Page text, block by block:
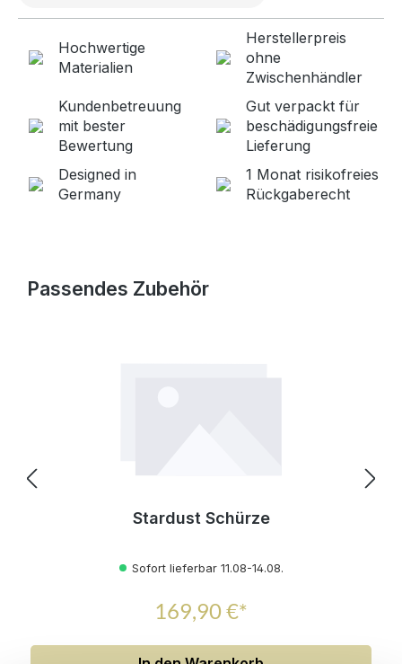
Hochwertige
Materialien
Herstellerpreis
ohne
Zwischenhändler
Kundenbetreuung
mit bester
Bewertung
Gut verpackt für
beschädigungsfreie
Lieferung
Designed in
Germany
1 Monat risikofreies
Rückgaberecht
Produktgalerie überspringen
Passendes Zubehör
Stardust Schürze
Sofort lieferbar 11.08-14.08.
169,90 €*